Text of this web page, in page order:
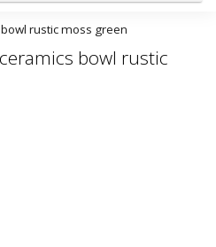
rustic moss green
bowl rustic